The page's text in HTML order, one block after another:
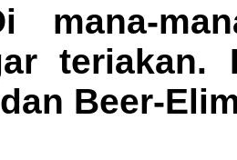
mana-
teriakan.
Beer-